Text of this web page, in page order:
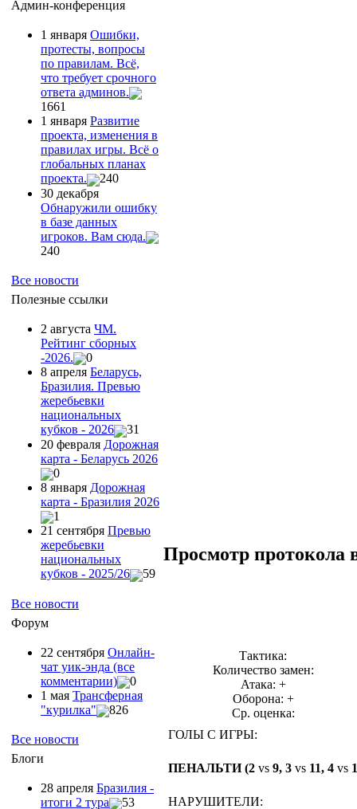
Админ-конференция
1 января Ошибки,
протесты, вопросы
по правилам. Всё,
что требует срочного
ответа админов.
1661
1 января Развитие
проекта, изменения в
правилах игры. Всё о
глобальных планах
проекта.
240
30 декабря
Обнаружили ошибку
в базе данных
игроков. Вам сюда.
240
Все новости
Полезные ссылки
2 августа ЧМ.
Рейтинг сборных
-2026.
0
8 апреля Беларусь,
Бразилия. Превью
жеребьевки
национальных
кубков - 2026
31
20 февраля Дорожная
карта - Беларусь 2026
0
8 января Дорожная
карта - Бразилия 2026
1
21 сентября Превью
жеребьевки
национальных
кубков - 2025/26
59
Все новости
Форум
22 сентября Онлайн-
чат уик-энда (все
комментарии)
0
1 мая Трансферная
"курилка"
826
Все новости
Блоги
28 апреля Бразилия -
итоги 2 тура
53
Просмотр протокола
Тактика:
Количество замен:
Атака: +
Оборона: +
Ср. оценка:
ГОЛЫ С ИГРЫ:
ПЕНАЛЬТИ (2 vs 9, 3 vs 11, 4 vs
НАРУШИТЕЛИ: